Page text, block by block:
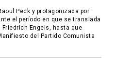
Peck y protagonizada por
el período en que se translada
Engels, hasta que
del Partido Comunista